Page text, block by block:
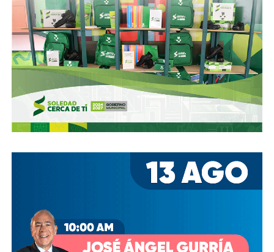
Gómez y De Angoitia han sido por muchos años los
hombre de confianza de Emilio Azcárraga Jean, al
grado que cuando en 2024 este último dio un paso al
costado de la presidencia de Grupo Televisa en medio de
de la FIFA para asegurar los derechos del Mundial, fueron
ellos dos quienes asumieron el puesto de Co-